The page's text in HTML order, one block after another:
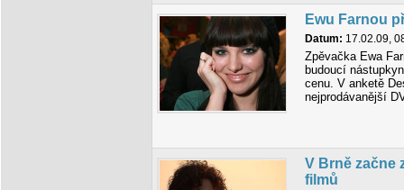
Ewu Farnou
Datum: 17.02.09,
Zpěvačka Ewa
budoucí
cenu. V anketě
nejprodávanější
V Brně začne
filmů